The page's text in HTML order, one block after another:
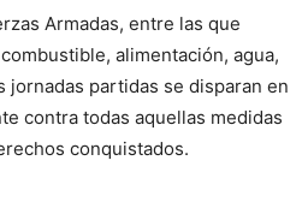
Armadas, entre las que
alimentación, agua,
jornadas partidas se disparan en
contra todas aquellas medidas
conquistados.